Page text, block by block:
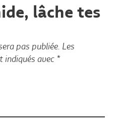
lâche tes
pas publiée. Les
indiqués avec *